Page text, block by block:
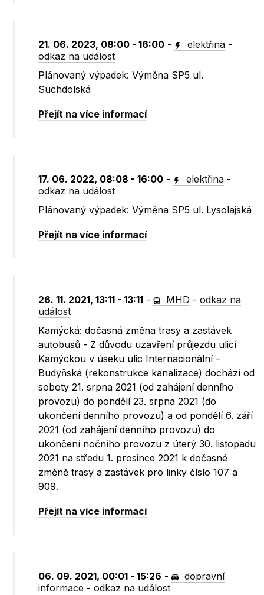
21. 06. 2023, 08:00 - 16:00 - elektřina -
odkaz na událost
Plánovaný výpadek: Výměna SP5 ul.
Suchdolská
Přejít na více informací
17. 06. 2022, 08:08 - 16:00 - elektřina -
odkaz na událost
Plánovaný výpadek: Výměna SP5 ul. Lysolajská
Přejít na více informací
26. 11. 2021, 13:11 - 13:11 - MHD -odkaz na
událost
Kamýcká: dočasná změna trasy a zastávek
autobusů - Z důvodu uzavření průjezdu ulicí
Kamýckou v úseku ulic Internacionální –
Budyňská (rekonstrukce kanalizace) dochází od
soboty 21. srpna 2021 (od zahájení denního
provozu) do pondělí 23. srpna 2021 (do
ukončení denního provozu) a od pondělí 6. září
2021 (od zahájení denního provozu) do
ukončení nočního provozu z úterý 30. listopadu
2021 na středu 1. prosince 2021 k dočasné
změně trasy a zastávek pro linky číslo 107 a
909.
Přejít na více informací
06. 09. 2021, 00:01 - 15:26 -
dopravní
informace -odkaz na událost